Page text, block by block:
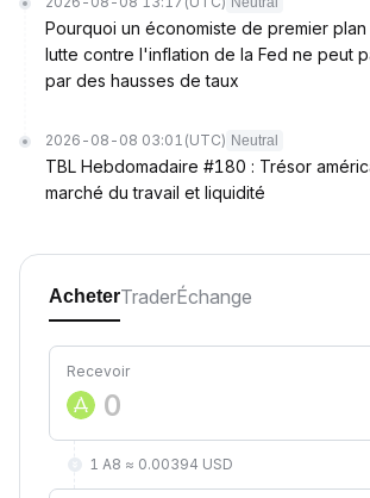
Pourquoi un économiste de premier
lutte contre l'inflation de la Fed ne peut
par des hausses de taux
2026-08-08 03:01 (UTC) Neutral
TBL Hebdomadaire #180 : Trésor
marché du travail et liquidité
AcheterTraderÉchange
Recevoir
1 A8 ≈ 0.00394 USD